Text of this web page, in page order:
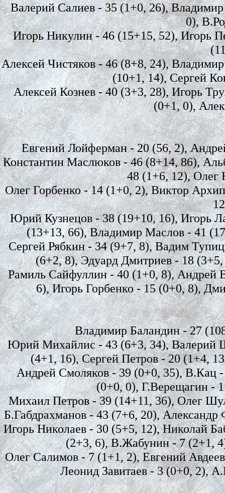
Валерий Салиев - 35 (1+0, 26),
0),
Игорь Никулин - 46 (15+15, 52), Игорь
Алексей Чистяков - 46 (8+8, 24),
(10+1, 14), Сергей
Алексей Кознев - 40 (3+3, 28), Игорь
(0+1, 0),
Евгений Лойферман - 20 (56, 2),
Константин Маслюков - 46 (8+14, 86),
48 (1+6, 12), Олег
Олег Горбенко - 14 (1+0, 2), Виктор
Юрий Кузнецов - 38 (19+10, 16), Игорь
(13+13, 66), Владимир Маслов - 41
Сергей Рябкин - 34 (9+7, 8), Вадим
(6+2, 8), Эдуард Дмитриев - 18
Рамиль Сайфуллин - 40 (1+0, 8), Андрей
6), Игорь Горбенко - 15 (0+0, 8),
Владимир Баландин - 27
Юрий Михайлис - 43 (6+3, 34), Валерий
(4+1, 16), Сергей Петров - 20 (1+4,
Андрей Смоляков - 39 (0+0, 35), В.Кац
(0+0, 0), Г.Верещагин -
Михаил Петров - 39 (14+11, 36), Олег
Б.Габдрахманов - 43 (7+6, 20),
Игорь Николаев - 30 (5+5, 12), Николай
(2+3, 6), В.Жабунин - 7 (2+1,
Олег Салимов - 7 (1+1, 2), Евгений
Леонид Завитаев - 3 (0+0, 2),